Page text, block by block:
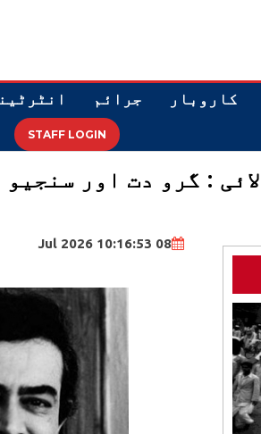
کاروبار جرائم
STAFF LOGIN
کے آئینے میں 09 جولائی :
08 Jul 2026 10:16:53